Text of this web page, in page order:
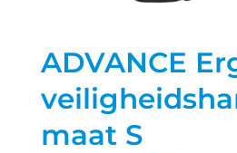
ADVANCE
maat S